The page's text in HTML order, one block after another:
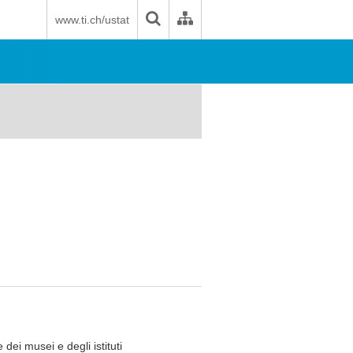
www.ti.ch/ustat
dei musei e degli istituti